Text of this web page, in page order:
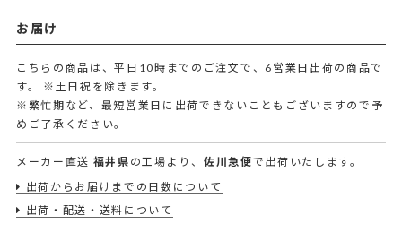
お届け
こちらの商品は、平日10時までのご注文で、6営業日出荷の商品で
す。
※土日祝を除きます。
※繁忙期など、最短営業日に出荷できないこともございますので予
めご了承ください。
メーカー直送 福井県 の工場より、 佐川急便で出荷いたします。
出荷からお届けまでの日数について
出荷・配送・送料について